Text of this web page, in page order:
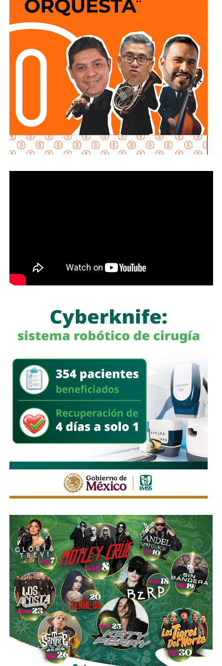
principal medio para obtener ingresos.
Asimismo, se establecen sanciones para quienes, durante
un proceso judicial o existiendo una resolución firme,
enajenen intencionalmente de manera parcial o total sus
bienes con la finalidad de eludir obligaciones alimentarias.
De igual manera, se sancionará a quienes, teniendo
conocimiento de la existencia de una obligación
alimentaria o de un proceso judicial en curso, ayuden al
deudor a ocultar bienes, acepten figurar como titulares
aparentes de estos o realicen actos jurídicos simulados
con el propósito de evitar que se cumplan las
También lee:
movimientos ligados al huachicol
deberán hacerlo desde Calzada de Guadalup
utilizando esta vialidad como acceso principal. Como
alternativa,se contará con un acceso secundario por
avenida Simón Díaz, proveniente de avenida de la
Constitución.
Para la salida del recinto,el flujo vehicular se distribuirá
principalmente hacia Circuito Potosí,mediante la
incorporación desde avenida de las Torres. Como salida
secundaria, los automovilistas podrán continuar por esta
misma vialidad para incorporarse a avenida Simón Díaz,
con dirección a avenida de la Constitución y el
fraccionamiento Simón Díaz.
Como parte de la estrategia de movilidad, la avenida
será habilitado como callejón peatonal, mientras que el
segundo tramo funcionará como zona exclusiva para
La SSPC de la Capital exhorta a las y los asistentes a
la FENAPO a planificar sus traslados
, respetar la
señalización y las indicaciones del personal de Policía
Vial, así como considerar el uso de transporte público para
facilitar la movilidad en los alrededores del recinto.
Estas medidas buscan mantener un flujo vehicular
ordenado y seguro durante la feria, privilegiando tanto la
movilidad de quienes acuden al recinto como la seguridad
de peatones, usuarios del transporte público y habitantes
de las zonas aledañas.
2.0